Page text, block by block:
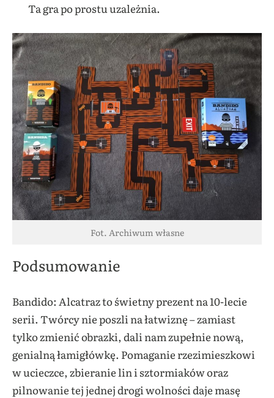
Ta gra po prostu uzależnia.
Fot. Archiwum własne
Podsumowanie
Bandido: Alcatraz to świetny prezent na 10-lecie
serii. Twórcy nie poszli na łatwiznę – zamiast
tylko zmienić obrazki, dali nam zupełnie nową,
genialną łamigłówkę. Pomaganie rzezimieszkowi
w ucieczce, zbieranie lin i sztormiaków oraz
pilnowanie tej jednej drogi wolności daje masę